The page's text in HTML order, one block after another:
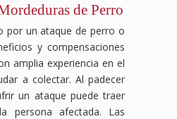
de Perro
por un ataque de perro o
y compensaciones
amplia experiencia en el
a colectar. Al padecer
un ataque puede traer
persona afectada. Las